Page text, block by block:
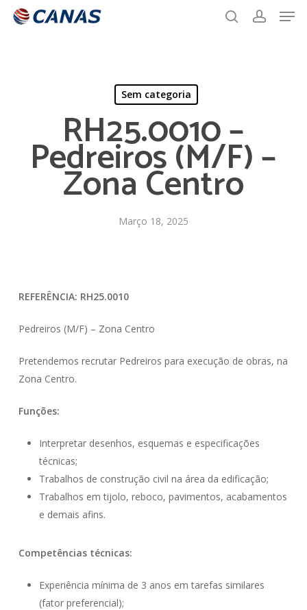
Skip
Sem categoria
RH25.0010 –
Pedreiros (M/F) –
Zona Centro
Março 18, 2025
REFERÊNCIA: RH25.0010
Pedreiros (M/F) – Zona Centro
Pretendemos recrutar Pedreiros para execução de obras, na
Zona Centro.
Funções:
Interpretar desenhos, esquemas e especificações
técnicas;
Trabalhos de construção civil na área da edificação;
Trabalhos em tijolo, reboco, pavimentos, acabamentos
e demais afins.
Competências técnicas:
Experiência mínima de 3 anos em tarefas similares
(fator preferencial);